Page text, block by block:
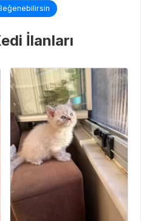
İlanları